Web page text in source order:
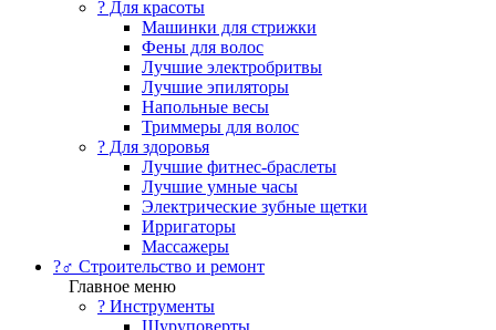
? Для красоты
Машинки для стрижки
Фены для волос
Лучшие электробритвы
Лучшие эпиляторы
Напольные весы
Триммеры для волос
? Для здоровья
Лучшие фитнес-браслеты
Лучшие умные часы
Электрические зубные щетки
Ирригаторы
Массажеры
?‍♂️ Строительство и ремонт
Главное меню
?️ Инструменты
Шуруповерты